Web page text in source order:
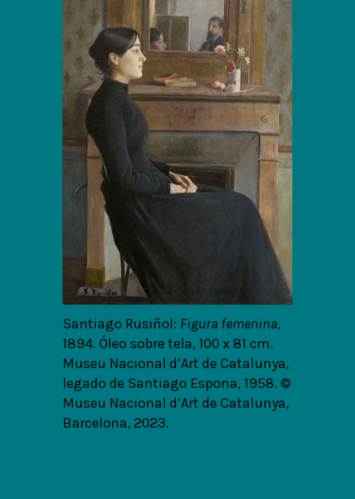
Santiago Rusiñol: Figura femenina,
1894. Óleo sobre tela, 100 x 81 cm.
Museu Nacional d’Art de Catalunya,
legado de Santiago Espona, 1958. ©
Museu Nacional d’Art de Catalunya,
Barcelona, 2023.